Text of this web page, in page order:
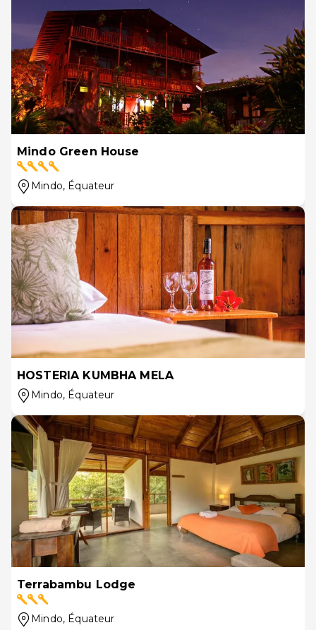
Mindo Green House
Mindo, Équateur
HOSTERIA KUMBHA MELA
Mindo, Équateur
Terrabambu Lodge
Mindo, Équateur